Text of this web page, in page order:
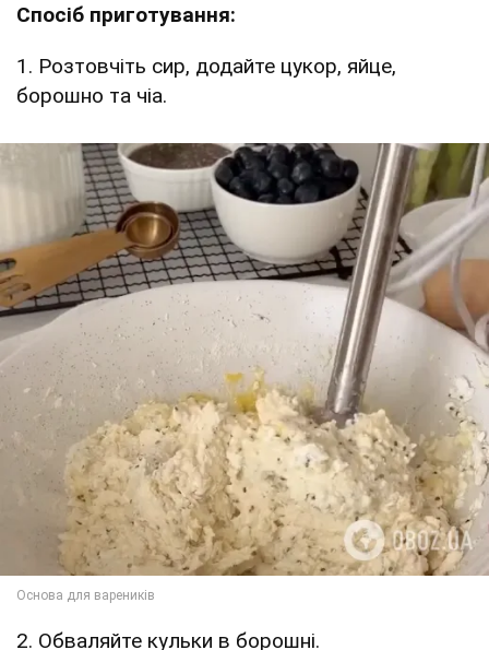
Спосіб приготування:
1. Розтовчіть сир, додайте цукор, яйце,
борошно та чіа.
2. Обваляйте кульки в борошні.